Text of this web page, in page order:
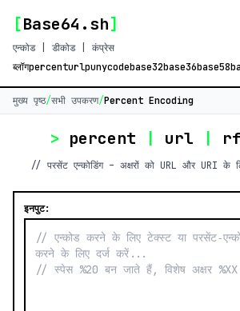
[Base64.sh]
एन्कोड | डीकोड | कंप्रेस
ब्लॉगpercenturlpunycodebase32base36base58
मुख्य पृष्ठ/सभी उपकरण/Percent Encoding
> percent | url |
// परसेंट एन्कोडिंग – अक्षरों को URL और URI के
इनपुट: